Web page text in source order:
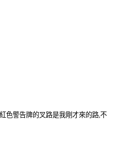
色警告牌的叉路是我剛才來的路 不